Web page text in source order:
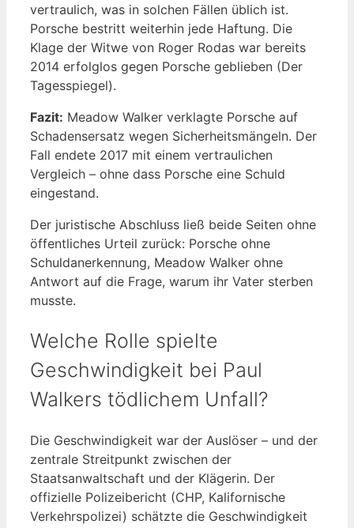
vertraulich, was in solchen Fällen üblich ist.
Porsche bestritt weiterhin jede Haftung. Die
Klage der Witwe von Roger Rodas war bereits
2014 erfolglos gegen Porsche geblieben (Der
Tagesspiegel).
Fazit: Meadow Walker verklagte Porsche auf
Schadensersatz wegen Sicherheitsmängeln. Der
Fall endete 2017 mit einem vertraulichen
Vergleich – ohne dass Porsche eine Schuld
eingestand.
Der juristische Abschluss ließ beide Seiten ohne
öffentliches Urteil zurück: Porsche ohne
Schuldanerkennung, Meadow Walker ohne
Antwort auf die Frage, warum ihr Vater sterben
musste.
Welche Rolle spielte
Geschwindigkeit bei Paul
Walkers tödlichem Unfall?
Die Geschwindigkeit war der Auslöser – und der
zentrale Streitpunkt zwischen der
Staatsanwaltschaft und der Klägerin. Der
offizielle Polizeibericht (CHP, Kalifornische
Verkehrspolizei) schätzte die Geschwindigkeit